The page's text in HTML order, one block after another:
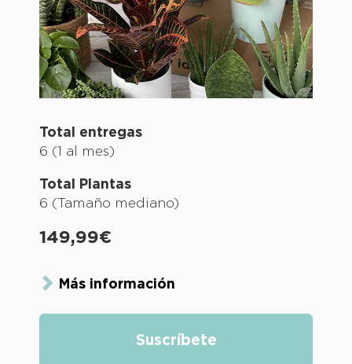
Total entregas
6 (1 al mes)
Total Plantas
6 (Tamaño mediano)
149,99€
Más información
Suscríbete